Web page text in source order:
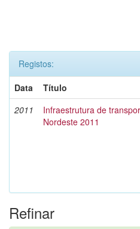
Registos:
Data
Título
2011
Infraestrutura de
Nordeste 2011
Refinar